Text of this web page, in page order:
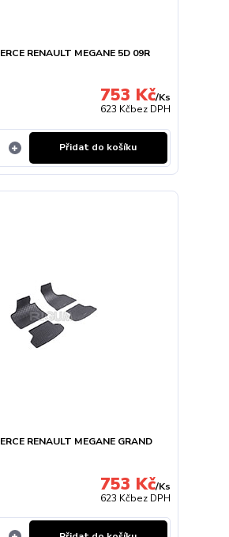
RENAULT MEGANE 5D 09R
753 Kč/Ks
623 Kčbez DPH
Přidat do košíku
RENAULT MEGANE GRAND
753 Kč/Ks
623 Kčbez DPH